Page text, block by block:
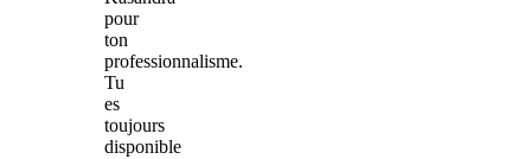
pour
ton
professionnalisme.
Tu
es
toujours
disponible